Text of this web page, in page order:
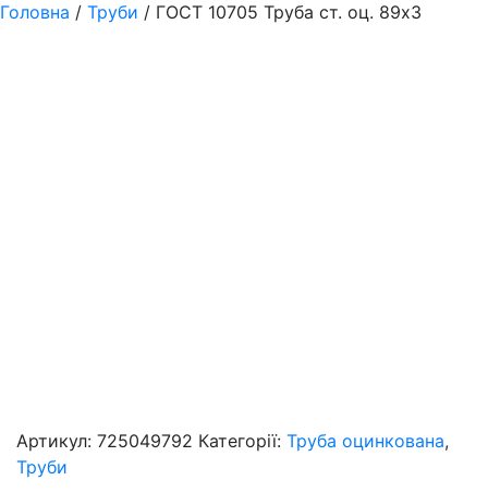
Головна / Труби / ГОСТ 10705 Труба ст. оц. 89х3
Артикул: 725049792 Категорії: Труба оцинкована,
Труби